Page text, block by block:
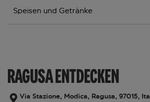
Speisen und Getränke
RAGUSA ENTDECKEN
Via Stazione, Modica, Ragusa, 97015,